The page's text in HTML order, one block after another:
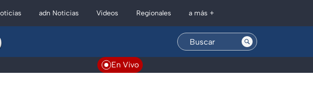
adn Noticias Videos Regionales a más +
En Vivo